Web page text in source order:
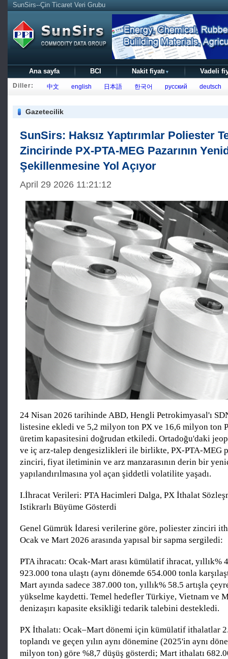
SunSirs--Çin Ticaret Veri Grubu
Ana sayfa BCI Nakit fiyatı ▼ Vadeli
Diller: 中文 english 日本語 한국어 русский deutsch
Gazetecilik
SunSirs: Haksız Yaptırımlar Poliester
Zincirinde PX-PTA-MEG Pazarının
Şekillenmesine Yol Açıyor
April 29 2026 11:21:12
24 Nisan 2026 tarihinde ABD, Hengli Petrokimyasal'ı
listesine ekledi ve 5,2 milyon ton PX ve 16,6 milyon ton
üretim kapasitesini doğrudan etkiledi. Ortadoğu'daki
ve iç arz-talep dengesizlikleri ile birlikte, PX-PTA-MEG
zinciri, fiyat iletiminin ve arz manzarasının derin bir
yapılandırılmasına yol açan şiddetli volatilite yaşadı.
I.İhracat Verileri: PTA Hacimleri Dalga, PX İthalat
Istikrarlı Büyüme Gösterdi
Genel Gümrük İdaresi verilerine göre, poliester zinciri
Ocak ve Mart 2026 arasında yapısal bir sapma sergiledi:
PTA ihracatı: Ocak-Mart arası kümülatif ihracat, yıllık%
923.000 tona ulaştı (aynı dönemde 654.000 tonla
Mart ayında sadece 387.000 ton, yıllık% 58.5 artışla
yükselme kaydetti. Temel hedefler Türkiye, Vietnam ve
denizaşırı kapasite eksikliği tedarik talebini destekledi.
PX İthalatı: Ocak–Mart dönemi için kümülatif ithalatlar
toplandı ve geçen yılın aynı dönemine (2025'in aynı
milyon ton) göre %8,7 düşüş gösterdi; Mart ithalatı